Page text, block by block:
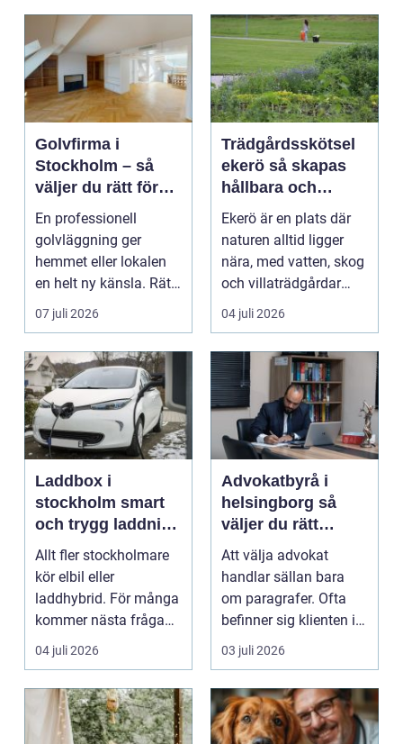
Golvfirma i
Stockholm – så
väljer du rätt för
ett hållbart golv
En professionell
golvläggning ger
hemmet eller lokalen
en helt ny känsla. Rätt
materi...
07 juli 2026
Trädgårdsskötsel
ekerö så skapas
hållbara och
vackra utemiljöer
året runt
Ekerö är en plats där
naturen alltid ligger
nära, med vatten, skog
och villaträdgårdar
som ramar in ...
04 juli 2026
Laddbox i
stockholm smart
och trygg laddning
hemma och på
jobbet
Allt fler stockholmare
kör elbil eller
laddhybrid. För många
kommer nästa fråga
direkt: hur laddar m...
04 juli 2026
Advokatbyrå i
helsingborg så
väljer du rätt
juridiskt stöd
Att välja advokat
handlar sällan bara
om paragrafer. Ofta
befinner sig klienten i
en utsatt situatio...
03 juli 2026